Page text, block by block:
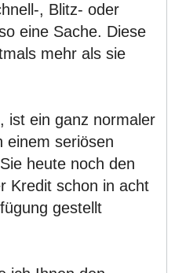
, Blitz- oder
eine Sache. Diese
mehr als sie
ist ein ganz normaler
einem seriösen
heute noch den
Kredit schon in acht
gestellt